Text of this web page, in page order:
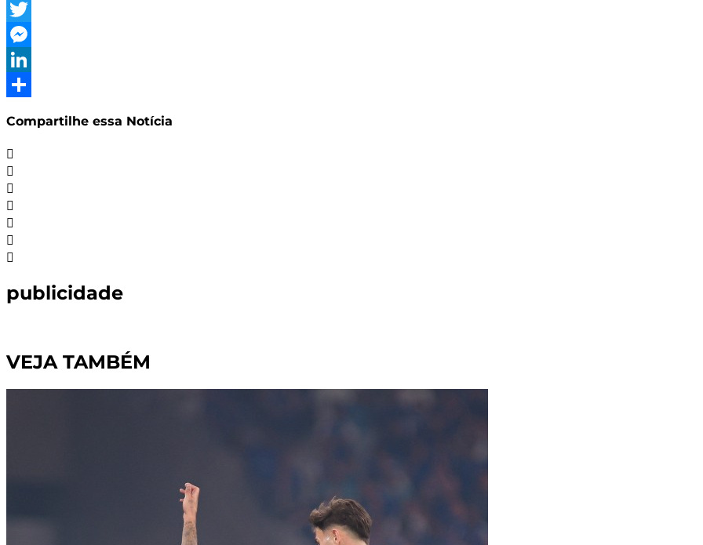
Facebook
Twitter
Messenger
LinkedIn
Compartilhe essa Notícia
publicidade
VEJA TAMBÉM